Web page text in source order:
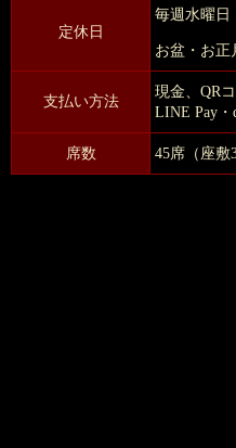
定休日
毎週水曜日
お盆・お正
支払い方法
現金、QR
LINE Pay・
席数 45席（座敷